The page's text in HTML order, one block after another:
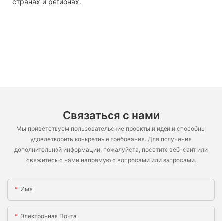
странах и регионах.
Связаться с нами
Мы приветствуем пользовательские проекты и идеи и способны
удовлетворить конкретные требования. Для получения
дополнительной информации, пожалуйста, посетите веб-сайт или
свяжитесь с нами напрямую с вопросами или запросами.
Имя
Электронная Почта